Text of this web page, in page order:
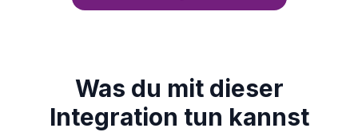
Was du mit dieser
Integration tun kannst